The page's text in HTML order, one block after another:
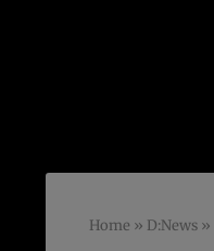
Home » D:News »